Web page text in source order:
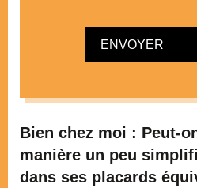
ENVOYER
Bien chez moi : Peut-
manière un peu
dans ses placards